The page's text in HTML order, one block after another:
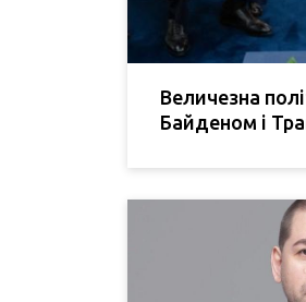
Величезна
Байденом і